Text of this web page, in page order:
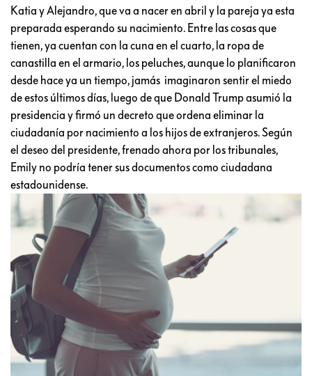
Katia y Alejandro, que va a nacer en abril y la pareja ya esta
preparada esperando su nacimiento. Entre las cosas que
tienen, ya cuentan con la cuna en el cuarto, la ropa de
canastilla en el armario, los peluches, aunque lo planificaron
desde hace ya un tiempo, jamás imaginaron sentir el miedo
de estos últimos días, luego de que Donald Trump asumió la
presidencia y firmó un decreto que ordena eliminar la
ciudadanía por nacimiento a los hijos de extranjeros. Según
el deseo del presidente, frenado ahora por los tribunales,
Emily no podría tener sus documentos como ciudadana
estadounidense.